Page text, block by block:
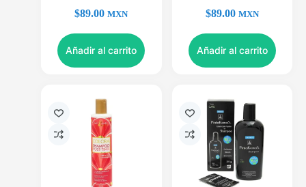
$89.00 MXN
Añadir al carrito
$89.00 MXN
Añadir al carrito